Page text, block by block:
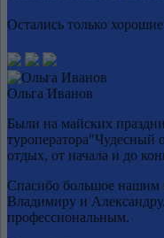
Остались только
Ольга Иванов
Были на майских
туроператора"Чудесный
отдых, от начала и до
Спасибо большое нашим
Владимиру и
профессиональным.